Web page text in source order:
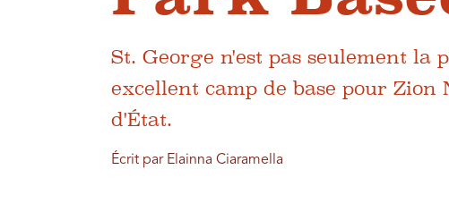
St. George n'est pas seulement
excellent camp de base pour
d'État.
Écrit par Elainna Ciaramella